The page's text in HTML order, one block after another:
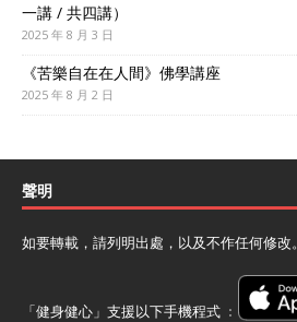
一講 / 共四講）
2025 年 8 月 3 日
《苦樂自在在人間》佛學講座
2025 年 8 月 2 日
聲明
如要轉載，請列明出處，以及不作任何修改。
「健身健心」支援以下手機程式 ﹕